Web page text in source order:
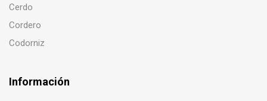
Cerdo
Cordero
Codorniz
Información